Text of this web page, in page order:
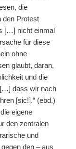
die
den Protest
[…] nicht einmal
für diese
ohne
glaubt, daran,
und die
[…] dass wir nach
[sic!].“ (ebd.)
eigene
den zentralen
und
den – aus